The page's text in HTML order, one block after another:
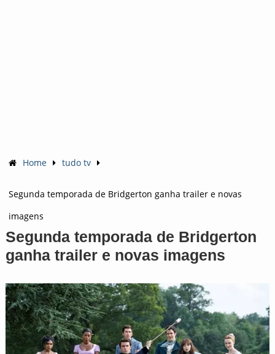
Home tudo tv
Segunda temporada de Bridgerton ganha trailer e novas
imagens
Segunda temporada de Bridgerton
ganha trailer e novas imagens